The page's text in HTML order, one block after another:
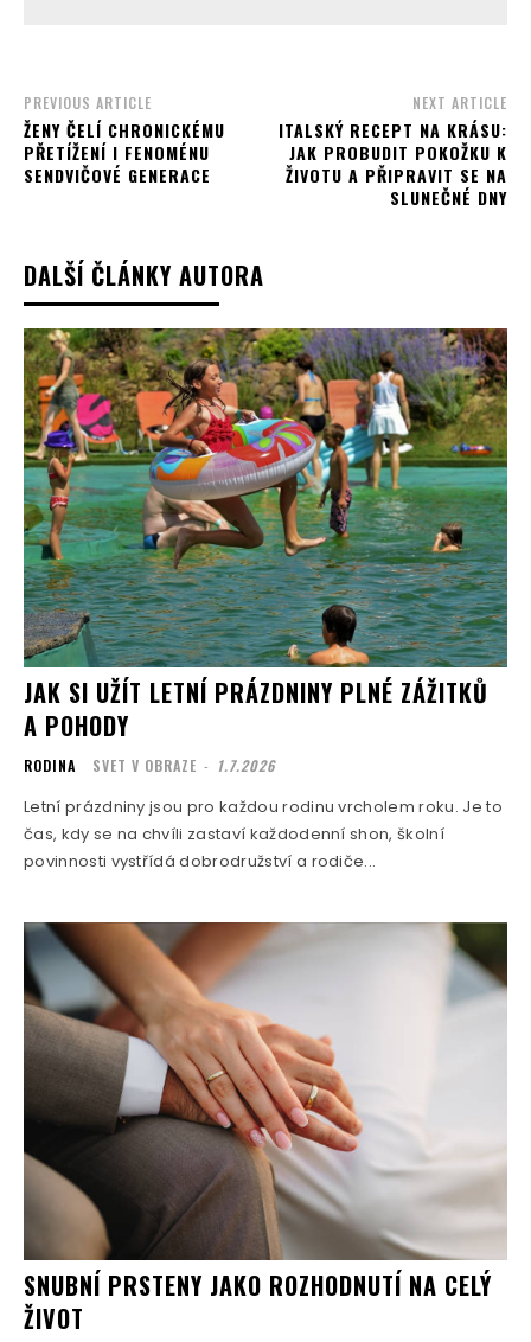
PREVIOUS ARTICLE
ŽENY ČELÍ CHRONICKÉMU
PŘETÍŽENÍ I FENOMÉNU
SENDVIČOVÉ GENERACE
NEXT ARTICLE
ITALSKÝ RECEPT NA KRÁSU:
JAK PROBUDIT POKOŽKU K
ŽIVOTU A PŘIPRAVIT SE NA
SLUNEČNÉ DNY
DALŠÍ ČLÁNKY AUTORA
JAK SI UŽÍT LETNÍ PRÁZDNINY PLNÉ ZÁŽITKŮ
A POHODY
RODINA SVET V OBRAZE - 1.7.2026
Letní prázdniny jsou pro každou rodinu vrcholem roku. Je to
čas, kdy se na chvíli zastaví každodenní shon, školní
povinnosti vystřídá dobrodružství a rodiče...
SNUBNÍ PRSTENY JAKO ROZHODNUTÍ NA CELÝ
ŽIVOT